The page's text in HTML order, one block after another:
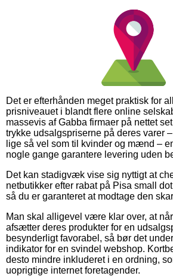
Det er efterhånden meget praktisk for
prisniveauet i blandt flere online
massevis af Gabba firmaer på nettet
trykke udsalgspriserne på deres varer
lige så vel som til kvinder og mænd –
nogle gange garantere levering uden
Det kan stadigvæk vise sig nyttigt at
netbutikker efter rabat på Pisa small
så du er garanteret at modtage den
Man skal alligevel være klar over, at
afsætter deres produkter for en
besynderligt favorabel, så bør det
indikator for en svindel webshop.
desto mindre inkluderet i en ordning,
uoprigtige internet foretagender.